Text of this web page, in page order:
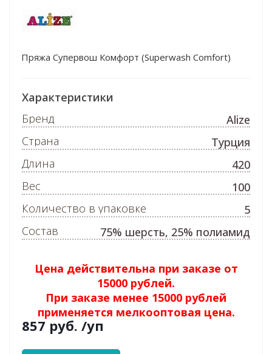
Пряжа Супервош Комфорт (Superwash Comfort)
Цена действительна при заказе от
15000 рублей.
При заказе менее 15000 рублей
применяется мелкооптовая цена.
857 руб. /уп
Характеристики
Бренд
Alize
Страна
Турция
Длина
420
Вес
100
Количество в упаковке
5
Состав
75% шерсть, 25% полиамид